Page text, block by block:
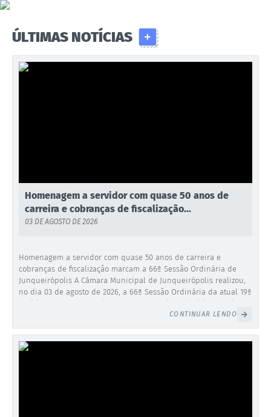
Diário Oficial
Governo Digital
Plano Estratégico
SIC / e-SIC
FAQ (Perguntas Frequentes)
ÚLTIMAS NOTÍCIAS
Homenagem a servidor com quase 50 anos de
carreira e cobranças de fiscalização...
03 DE AGOSTO DE 2026
Homenagem a servidor com quase 50 anos de carreira e
cobranças de fiscalização marcam a 66ª Sessão Ordinária de
Junqueirópolis A Câmara Municipal de Junqueirópolis realizou,
no dia 03 de agosto de 2026, a 66ª Sessão Ordinária da atual 19ª
Legislatura. Em uma noite sem novos projetos de lei pautados
para a Ordem do Dia, os trabalhos do Poder Legislativo...
CONTINUAR LENDO